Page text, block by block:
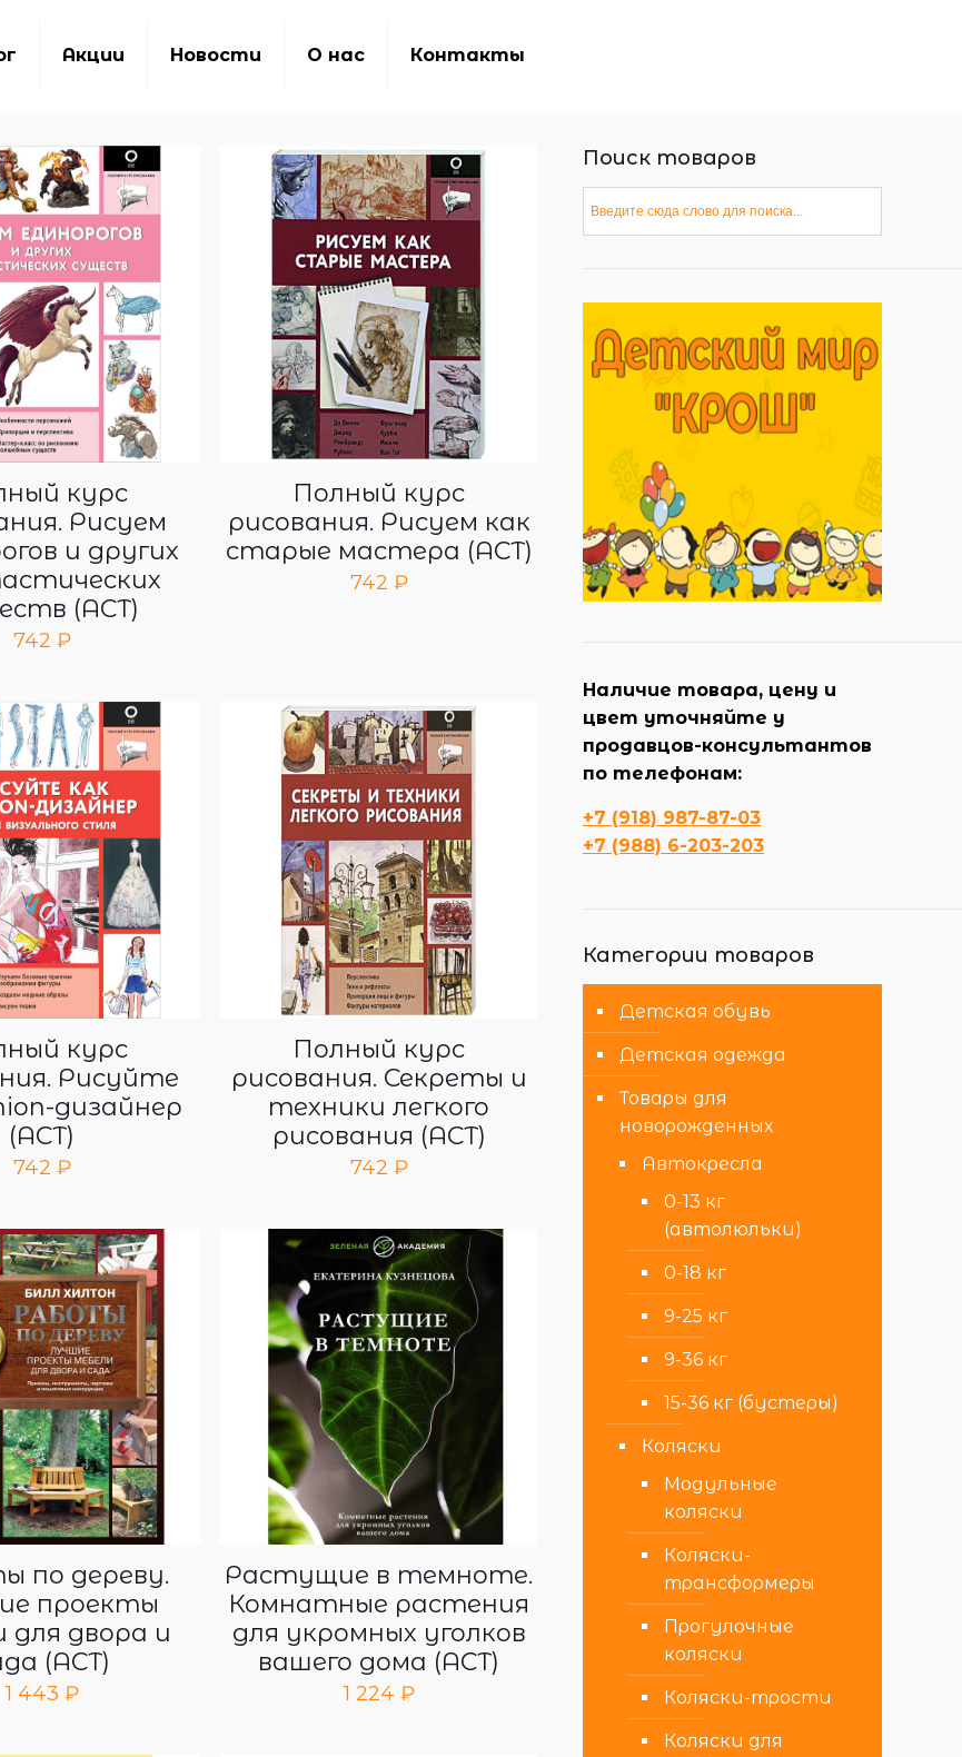
Акции Новости О нас Контакты
курс
Рисуем
и других
(АСТ)
742 ₽
Полный курс
рисования. Рисуем как
старые мастера (АСТ)
742 ₽
курс
Рисуйте
дизайнер
(АСТ)
742 ₽
Полный курс
рисования. Секреты и
техники легкого
рисования (АСТ)
742 ₽
по дереву.
проекты
для двора и
(АСТ)
1 443 ₽
Растущие в темноте.
Комнатные растения
для укромных уголков
вашего дома (АСТ)
1 224 ₽
Поиск товаров
Наличие товара, цену и
цвет уточняйте у
продавцов-консультантов
по телефонам:
+7 (918) 987-87-03
+7 (988) 6-203-203
Категории товаров
Детская обувь
Детская одежда
Товары для
новорожденных
Автокресла
0-13 кг
(автолюльки)
0-18 кг
9-25 кг
9-36 кг
15-36 кг (бустеры)
Коляски
Модульные
коляски
Коляски-
трансформеры
Прогулочные
коляски
Коляски-трости
Коляски для